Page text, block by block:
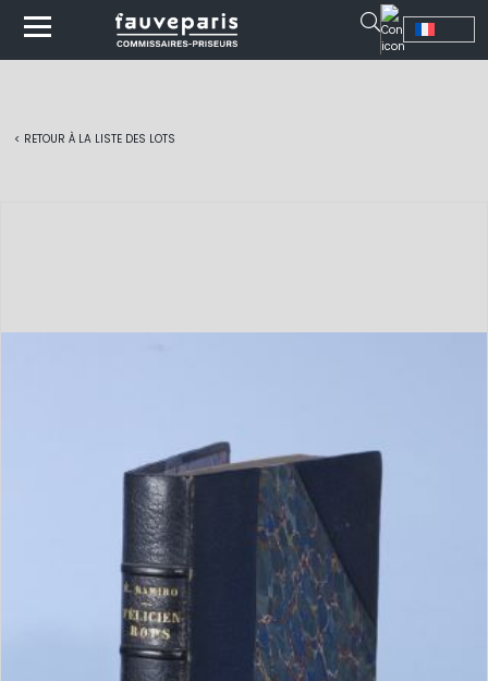
< RETOUR À LA LISTE DES LOTS